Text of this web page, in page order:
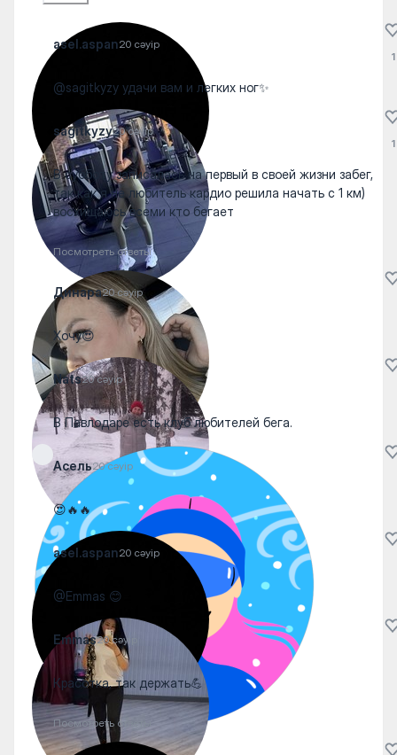
asel.aspan20 сәуір
@sagitkyzy удачи вам и легких ног✨
1
sagitkyzy20 сәуір
В субботу записалась на первый в своей жизни забег,
так как я не любитель кардио решила начать с 1 км)
восхищаюсь всеми кто бегает
Посмотреть ответы
1
Динара20 сәуір
Хочу😍
Nats20 сәуір
В Павлодаре есть клуб любителей бега.
Асель20 сәуір
😍🔥🔥
asel.aspan20 сәуір
@Emmas 😊
Emmas20 сәуір
Красотка, так держать💪
Посмотреть ответы